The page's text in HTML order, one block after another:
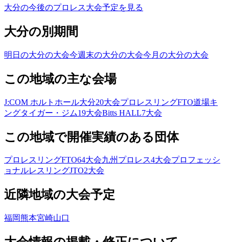
大分の今後のプロレス大会予定を見る
大分の別期間
明日の大分の大会今週末の大分の大会今月の大分の大会
この地域の主な会場
J:COM ホルトホール大分20大会プロレスリングFTO道場キ
ングタイガー・ジム19大会Bitts HALL7大会
この地域で開催実績のある団体
プロレスリングFTO64大会九州プロレス4大会プロフェッシ
ョナルレスリングJTO2大会
近隣地域の大会予定
福岡熊本宮崎山口